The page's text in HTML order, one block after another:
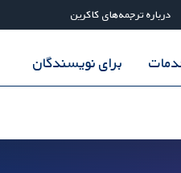
درباره ترجمه‌های کاکرین
برای نویسندگان